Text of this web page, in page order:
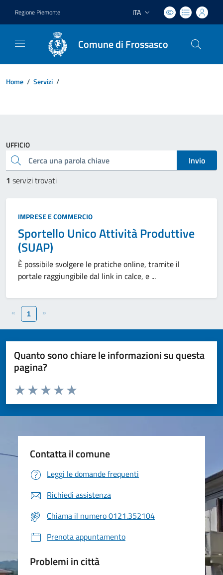
Regione Piemonte Lingua attiva:
ITA
Comune di Frossasco
Home / Servizi /
Cerca una parola chiave
Invio
1 servizi trovati
IMPRESE E COMMERCIO
Sportello Unico Attività Produttive
(SUAP)
È possibile svolgere le pratiche online, tramite il
portale raggiungibile dal link in calce, e ...
« 1 »
UFFICIO
Quanto sono chiare le informazioni su questa
pagina?
Valuta da 1 a 5 stelle la pagina
Valuta 5 stelle su 5
Valuta 4 stelle su 5
Valuta 3 stelle su 5
Valuta 2 stelle su 5
Valuta 1 stelle su 5
Contatta il comune
Leggi le domande frequenti
Richiedi assistenza
Chiama il numero 0121.352104
Prenota appuntamento
Problemi in città